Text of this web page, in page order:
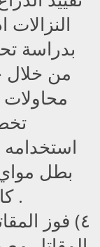
بدراسة
من خلال
استخدامه
بطل
كامل لديه العديد من المهارات .
٤) فوز